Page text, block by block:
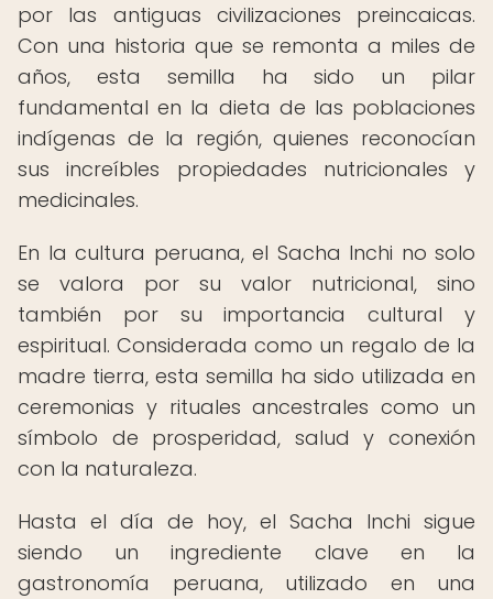
por las antiguas civilizaciones preincaicas.
Con una historia que se remonta a miles de
años, esta semilla ha sido un pilar
fundamental en la dieta de las poblaciones
indígenas de la región, quienes reconocían
sus increíbles propiedades nutricionales y
medicinales.
En la cultura peruana, el Sacha Inchi no solo
se valora por su valor nutricional, sino
también por su importancia cultural y
espiritual. Considerada como un regalo de la
madre tierra, esta semilla ha sido utilizada en
ceremonias y rituales ancestrales como un
símbolo de prosperidad, salud y conexión
con la naturaleza.
Hasta el día de hoy, el Sacha Inchi sigue
siendo un ingrediente clave en la
gastronomía peruana, utilizado en una